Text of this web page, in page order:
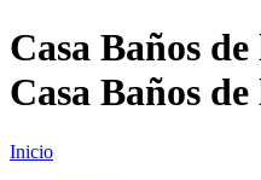
Casa Baños
Casa Baños
Inicio